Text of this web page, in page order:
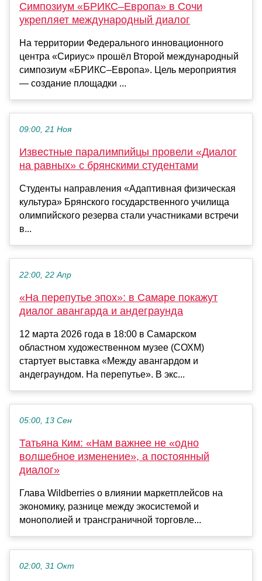
Симпозиум «БРИКС–Европа» в Сочи
укрепляет международный диалог
На территории Федерального инновационного
центра «Сириус» прошёл Второй международный
симпозиум «БРИКС–Европа». Цель мероприятия
— создание площадки ...
09:00, 21 Ноя
Известные паралимпийцы провели «Диалог
на равных» с брянскими студентами
Студенты направления «Адаптивная физическая
культура» Брянского государственного училища
олимпийского резерва стали участниками встречи
в...
22:00, 22 Апр
«На перепутье эпох»: в Самаре покажут
диалог авангарда и андеграунда
12 марта 2026 года в 18:00 в Самарском
областном художественном музее (СОХМ)
стартует выставка «Между авангардом и
андеграундом. На перепутье». В экс...
05:00, 13 Сен
Татьяна Ким: «Нам важнее не «одно
волшебное изменение», а постоянный
диалог»
Глава Wildberries о влиянии маркетплейсов на
экономику, разнице между экосистемой и
монополией и трансграничной торговле...
02:00, 31 Окт